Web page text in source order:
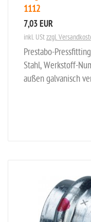
1112
7,03 EUR
inkl. UStzzgl.
Prestabo-
Stahl, Werkstoff-
außen galvanisch